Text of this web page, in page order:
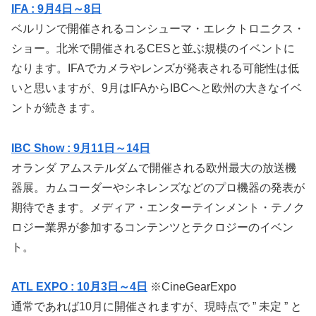
IFA : 9月4日～8日
ベルリンで開催されるコンシューマ・エレクトロニクス・
ショー。北米で開催されるCESと並ぶ規模のイベントに
なります。IFAでカメラやレンズが発表される可能性は低
いと思いますが、9月はIFAからIBCへと欧州の大きなイベ
ントが続きます。
IBC Show : 9月11日～14日
オランダ アムステルダムで開催される欧州最大の放送機
器展。カムコーダーやシネレンズなどのプロ機器の発表が
期待できます。メディア・エンターテインメント・テノク
ロジー業界が参加するコンテンツとテクロジーのイベン
ト。
ATL EXPO : 10月3日～4日 ※CineGearExpo
通常であれば10月に開催されますが、現時点で ” 未定 ” と